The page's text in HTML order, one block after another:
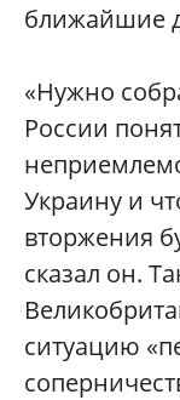
ближайшие
«Нужно
России
Украину и
вторжения
сказал он.
ситуацию